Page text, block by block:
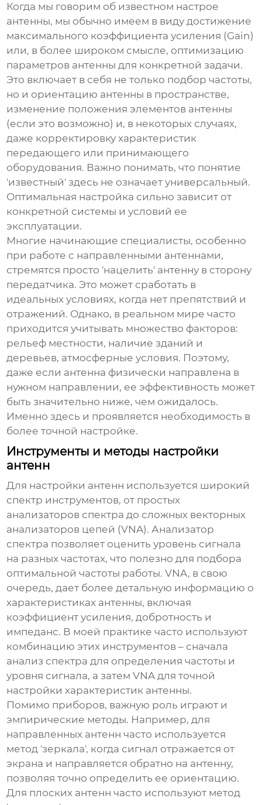
Когда мы говорим об известном настрое
антенны, мы обычно имеем в виду достижение
максимального коэффициента усиления (Gain)
или, в более широком смысле, оптимизацию
параметров антенны для конкретной задачи.
Это включает в себя не только подбор частоты,
но и ориентацию антенны в пространстве,
изменение положения элементов антенны
(если это возможно) и, в некоторых случаях,
даже корректировку характеристик
передающего или принимающего
оборудования. Важно понимать, что понятие
'известный' здесь не означает универсальный.
Оптимальная настройка сильно зависит от
конкретной системы и условий ее
эксплуатации.
Многие начинающие специалисты, особенно
при работе с направленными антеннами,
стремятся просто 'нацелить' антенну в сторону
передатчика. Это может сработать в
идеальных условиях, когда нет препятствий и
отражений. Однако, в реальном мире часто
приходится учитывать множество факторов:
рельеф местности, наличие зданий и
деревьев, атмосферные условия. Поэтому,
даже если антенна физически направлена в
нужном направлении, ее эффективность может
быть значительно ниже, чем ожидалось.
Именно здесь и проявляется необходимость в
более точной настройке.
Инструменты и методы настройки
антенн
Для настройки антенн используется широкий
спектр инструментов, от простых
анализаторов спектра до сложных векторных
анализаторов цепей (VNA). Анализатор
спектра позволяет оценить уровень сигнала
на разных частотах, что полезно для подбора
оптимальной частоты работы. VNA, в свою
очередь, дает более детальную информацию о
характеристиках антенны, включая
коэффициент усиления, добротность и
импеданс. В моей практике часто используют
комбинацию этих инструментов – сначала
анализ спектра для определения частоты и
уровня сигнала, а затем VNA для точной
настройки характеристик антенны.
Помимо приборов, важную роль играют и
эмпирические методы. Например, для
направленных антенн часто используется
метод 'зеркала', когда сигнал отражается от
экрана и направляется обратно на антенну,
позволяя точно определить ее ориентацию.
Для плоских антенн часто используют метод